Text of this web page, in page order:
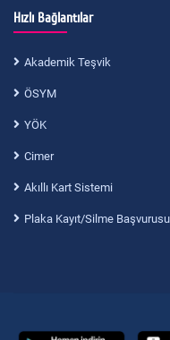
Hızlı Bağlantılar
Akademik Teşvik
ÖSYM
YÖK
Cimer
Akıllı Kart Sistemi
Plaka Kayıt/Silme Başvurusu